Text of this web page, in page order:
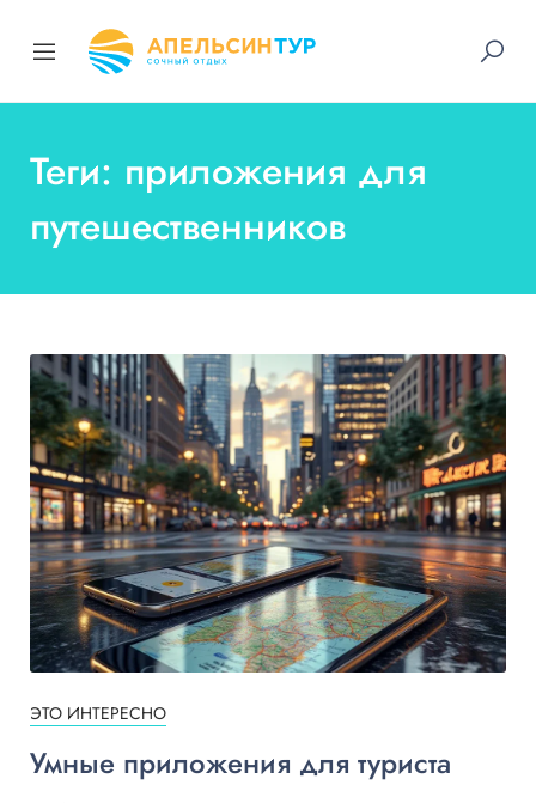
Теги: приложения для
путешественников
ЭТО ИНТЕРЕСНО
Умные приложения для туриста